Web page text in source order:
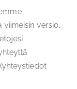
viimeisin versio.